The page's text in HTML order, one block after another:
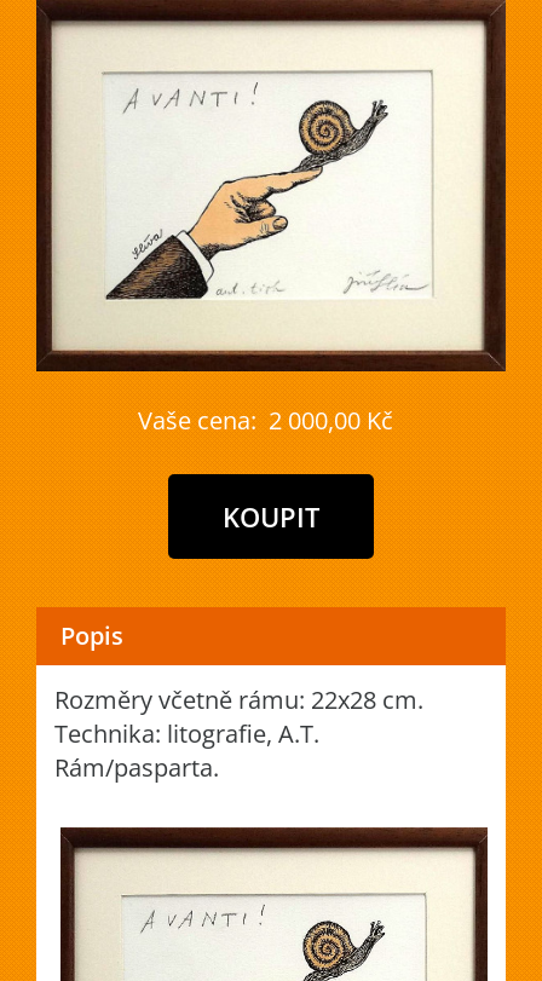
Vaše cena: 2 000,00 Kč
Popis
Rozměry včetně rámu: 22x28 cm.
Technika: litografie, A.T.
Rám/pasparta.